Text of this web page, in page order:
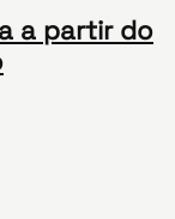
a partir do